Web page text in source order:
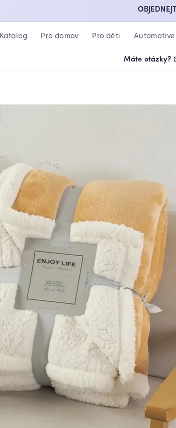
Katalog Pro domov Pro děti Automotive
Máte otázky?